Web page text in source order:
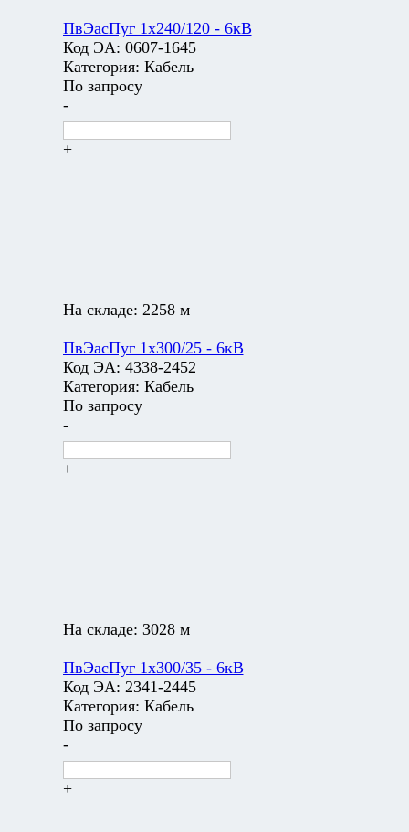
ПвЭасПуг 1х240/120 - 6кВ
Код ЭА: 0607-1645
Категория: Кабель
По запросу
-
+
На складе: 2258 м
ПвЭасПуг 1х300/25 - 6кВ
Код ЭА: 4338-2452
Категория: Кабель
По запросу
-
+
На складе: 3028 м
ПвЭасПуг 1х300/35 - 6кВ
Код ЭА: 2341-2445
Категория: Кабель
По запросу
-
+